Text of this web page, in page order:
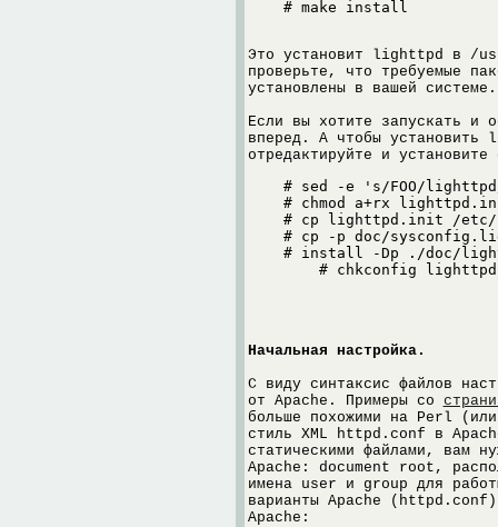
Это установит lighttpd в /
проверьте, что требуемые
установлены в вашей системе.
Если вы хотите запускать и
вперед. А чтобы
отредактируйте и
# sed -e 's/FOO/
# chmod a+rx
# cp lighttpd.init /
# cp -p doc/
# install -Dp ./doc/
Начальная настройка.
С виду синтаксис файлов
от Apache. Примеры со
больше похожими на Perl
стиль XML httpd.conf в
статическими файлами, вам
Apache: document root,
имена user и group для
варианты Apache
Apache: